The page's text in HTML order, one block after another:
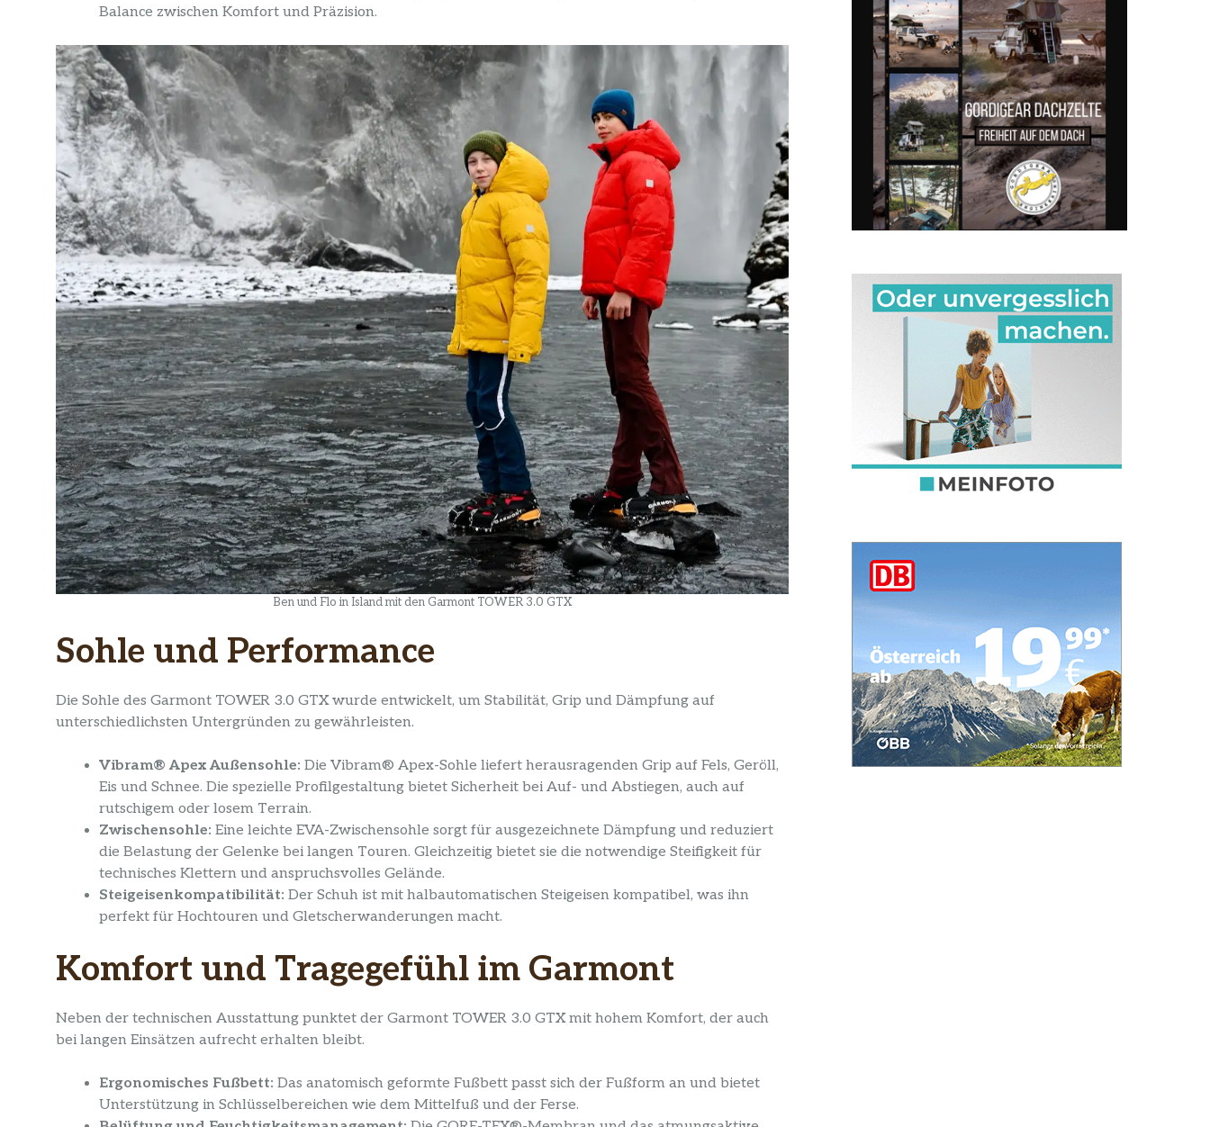
Balance zwischen Komfort und Präzision.
Ben und Flo in Island mit den Garmont TOWER 3.0 GTX
Sohle und Performance
Die Sohle des Garmont TOWER 3.0 GTX wurde entwickelt, um Stabilität, Grip und Dämpfung auf
unterschiedlichsten Untergründen zu gewährleisten.
Vibram® Apex Außensohle: Die Vibram® Apex-Sohle liefert herausragenden Grip auf Fels, Geröll,
Eis und Schnee. Die spezielle Profilgestaltung bietet Sicherheit bei Auf- und Abstiegen, auch auf
rutschigem oder losem Terrain.
Zwischensohle: Eine leichte EVA-Zwischensohle sorgt für ausgezeichnete Dämpfung und reduziert
die Belastung der Gelenke bei langen Touren. Gleichzeitig bietet sie die notwendige Steifigkeit für
technisches Klettern und anspruchsvolles Gelände.
Steigeisenkompatibilität: Der Schuh ist mit halbautomatischen Steigeisen kompatibel, was ihn
perfekt für Hochtouren und Gletscherwanderungen macht.
Komfort und Tragegefühl im Garmont
Neben der technischen Ausstattung punktet der Garmont TOWER 3.0 GTX mit hohem Komfort, der auch
bei langen Einsätzen aufrecht erhalten bleibt.
Ergonomisches Fußbett: Das anatomisch geformte Fußbett passt sich der Fußform an und bietet
Unterstützung in Schlüsselbereichen wie dem Mittelfuß und der Ferse.